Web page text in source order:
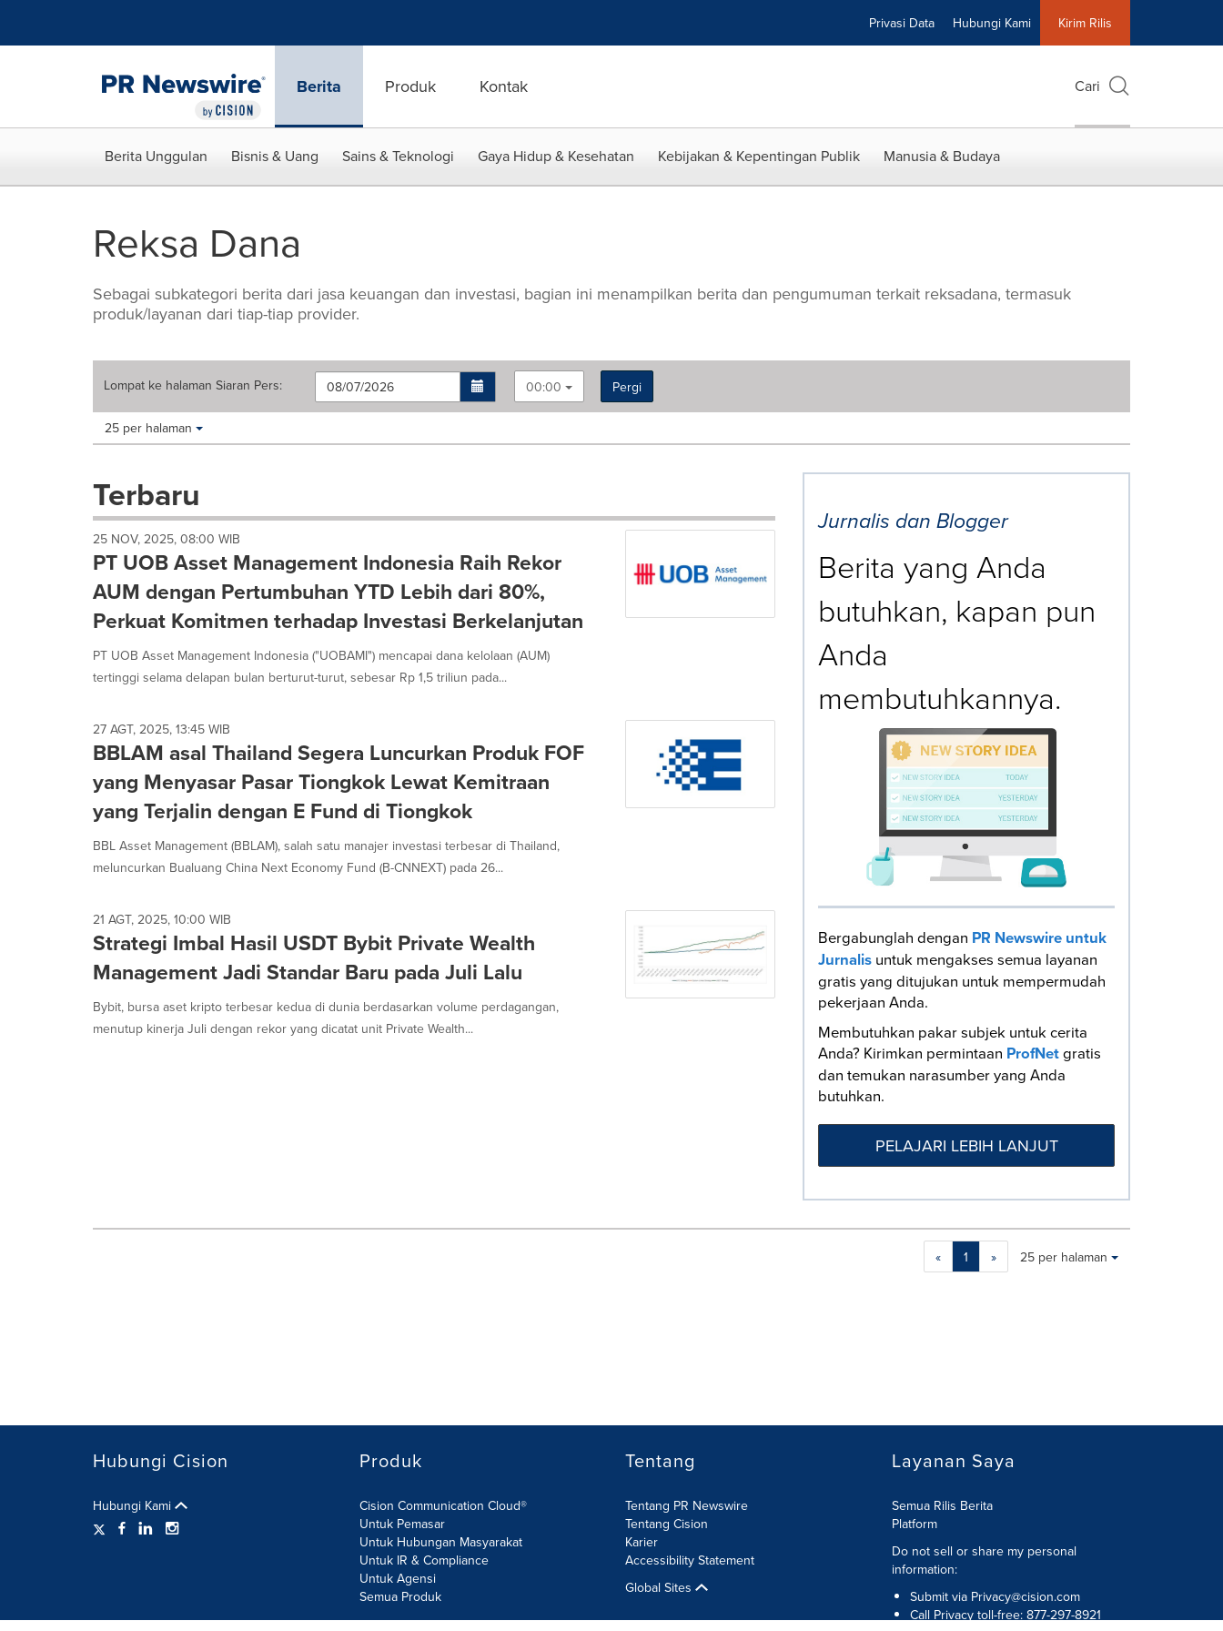
Privasi Data Hubungi Kami Kirim Rilis
Berita Produk Kontak Cari
Berita Unggulan Bisnis & Uang Sains & Teknologi Gaya Hidup & Kesehatan Kebijakan & Kepentingan Publik Manusia & Budaya
Reksa Dana
Sebagai subkategori berita dari jasa keuangan dan investasi, bagian ini menampilkan berita dan pengumuman terkait reksadana, termasuk
produk/layanan dari tiap-tiap provider.
Lompat ke halaman Siaran Pers: 00:00
Pergi
Making
these
dropdown
cause
content
on
this
page
change.
News
update
as
each
option
selected.
Items per page:
25 per halaman
Terbaru
25 NOV, 2025, 08:00 WIB
PT UOB Asset Management Indonesia Raih Rekor
AUM dengan Pertumbuhan YTD Lebih dari 80%,
Perkuat Komitmen terhadap Investasi Berkelanjutan
PT UOB Asset Management Indonesia ("UOBAMI") mencapai dana kelolaan (AUM)
tertinggi selama delapan bulan berturut-turut, sebesar Rp 1,5 triliun pada...
27 AGT, 2025, 13:45 WIB
BBLAM asal Thailand Segera Luncurkan Produk FOF
yang Menyasar Pasar Tiongkok Lewat Kemitraan
yang Terjalin dengan E Fund di Tiongkok
BBL Asset Management (BBLAM), salah satu manajer investasi terbesar di Thailand,
meluncurkan Bualuang China Next Economy Fund (B-CNNEXT) pada 26...
21 AGT, 2025, 10:00 WIB
Strategi Imbal Hasil USDT Bybit Private Wealth
Management Jadi Standar Baru pada Juli Lalu
Bybit, bursa aset kripto terbesar kedua di dunia berdasarkan volume perdagangan,
menutup kinerja Juli dengan rekor yang dicatat unit Private Wealth...
Jurnalis dan Blogger
Berita yang Anda
butuhkan, kapan pun
Anda
membutuhkannya.
Bergabunglah dengan PR Newswire untuk
Jurnalis untuk mengakses semua layanan
gratis yang ditujukan untuk mempermudah
pekerjaan Anda.
Membutuhkan pakar subjek untuk cerita
Anda? Kirimkan permintaan ProfNetgratis
dan temukan narasumber yang Anda
butuhkan.
PELAJARI LEBIH LANJUT
« 1 »
Making
a
this
to
update
each
option
Items per page:
25 per halaman
Hubungi Cision
Hubungi Kami
Produk
Cision Communication Cloud®
Untuk Pemasar
Untuk Hubungan Masyarakat
Untuk IR & Compliance
Untuk Agensi
Semua Produk
Tentang
Tentang PR Newswire
Tentang Cision
Karier
Accessibility Statement
Global Sites
Layanan Saya
Semua Rilis Berita
Platform
Do not sell or share my personal
information:
Submit via Privacy@cision.com
Call Privacy toll-free: 877-297-8921